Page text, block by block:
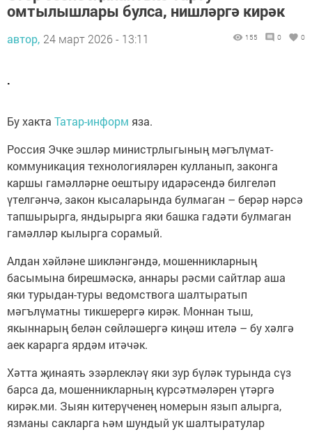
омтылышлары булса, нишләргә кирәк
автор, 24 март 2026 - 13:11 155 0 0
.
Бу хакта Татар-информ яза.
Россия Эчке эшләр министрлыгының мәгълүмат-
коммуникация технологияләрен кулланып, законга
каршы гамәлләрне оештыру идарәсендә билгеләп
үтелгәнчә, закон кысаларында булмаган – берәр нәрсә
тапшырырга, яндырырга яки башка гадәти булмаган
гамәлләр кылырга сорамый.
Алдан хәйләне шикләнгәндә, мошенникларның
басымына бирешмәскә, аннары рәсми сайтлар аша
яки турыдан-туры ведомствога шалтыратып
мәгълүматны тикшерергә кирәк. Моннан тыш,
якыннарың белән сөйләшергә киңәш ителә – бу хәлгә
аек карарга ярдәм итәчәк.
Хәтта җинаять эзәрлекләү яки зур бүләк турында сүз
барса да, мошенникларның күрсәтмәләрен үтәргә
кирәк.ми. Зыян китерүченең номерын язып алырга,
язманы сакларга һәм шундый ук шалтыратулар